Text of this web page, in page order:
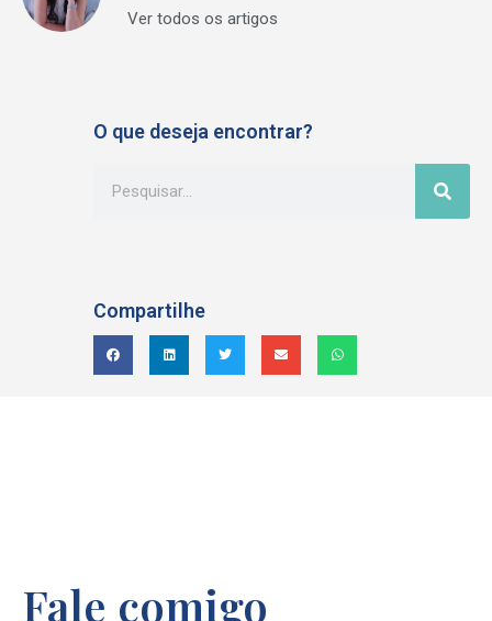
Ver todos os artigos
O que deseja encontrar?
Compartilhe
Fale comigo